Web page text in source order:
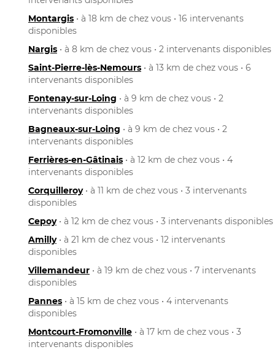
Montargis • à 18 km de chez vous • 16 intervenants
disponibles
Nargis • à 8 km de chez vous • 2 intervenants disponibles
Saint-Pierre-lès-Nemours • à 13 km de chez vous • 6
intervenants disponibles
Fontenay-sur-Loing • à 9 km de chez vous • 2
intervenants disponibles
Bagneaux-sur-Loing • à 9 km de chez vous • 2
intervenants disponibles
Ferrières-en-Gâtinais • à 12 km de chez vous • 4
intervenants disponibles
Corquilleroy• à 11 km de chez vous • 3 intervenants
disponibles
Cepoy• à 12 km de chez vous • 3 intervenants disponibles
Amilly• à 21 km de chez vous • 12 intervenants
disponibles
Villemandeur • à 19 km de chez vous • 7 intervenants
disponibles
Pannes • à 15 km de chez vous • 4 intervenants
disponibles
Montcourt-Fromonville • à 17 km de chez vous • 3
intervenants disponibles